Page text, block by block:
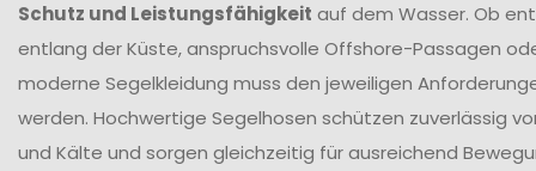
Schutz und Leistungsfähigkeit auf dem Wasser. Ob
entlang der Küste, anspruchsvolle Offshore-Passagen
moderne Segelkleidung muss den jeweiligen
werden. Hochwertige Segelhosen schützen zuverlässig
und Kälte und sorgen gleichzeitig für ausreichend